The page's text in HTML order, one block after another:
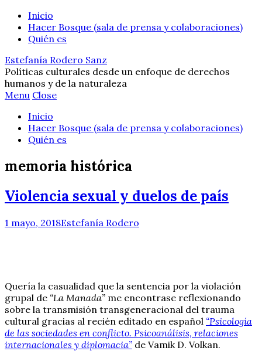
Inicio
Hacer Bosque (sala de prensa y colaboraciones)
Quién es
Estefanía Rodero Sanz
Políticas culturales desde un enfoque de derechos
humanos y de la naturaleza
Menu Close
Inicio
Hacer Bosque (sala de prensa y colaboraciones)
Quién es
memoria histórica
Violencia sexual y duelos de país
1 mayo, 2018Estefanía Rodero
Quería la casualidad que la sentencia por la violación
grupal de “La Manada” me encontrase reflexionando
sobre la transmisión transgeneracional del trauma
cultural gracias al recién editado en español “Psicología
de las sociedades en conflicto. Psicoanálisis, relaciones
internacionales y diplomacia” de Vamik D. Volkan.